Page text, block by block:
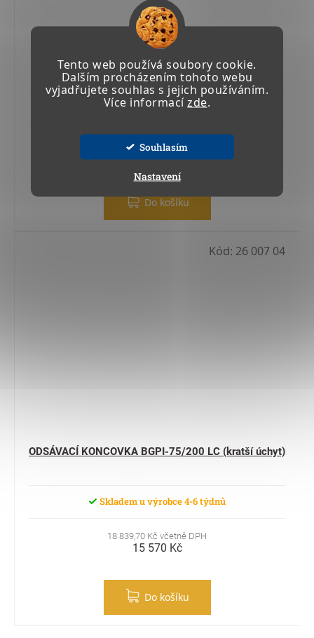
Tento web používá soubory cookie.
Dalším procházením tohoto webu
vyjadřujete souhlas s jejich používáním.
Více informacízde.
Souhlasím
Nastavení
PODLAHOVÁ ODSÁVACÍ JÍMKA PRO NÁSTRČNÉ
KOLENO PZ-125-BASE
Skladem u výrobce 4-6 týdnů
5 609,17 Kč včetně DPH
4 635,68 Kč
Do košíku
ODSÁVACÍ KONCOVKA BGPI-75/200 LC (kratší úchyt)
Skladem u výrobce 4-6 týdnů
18 839,70 Kč včetně DPH
15 570 Kč
Do košíku
Kód: 26 007 04